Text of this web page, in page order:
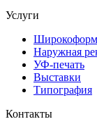
Услуги
Наружная
УФ-печать
Выставки
Типография
Контакты